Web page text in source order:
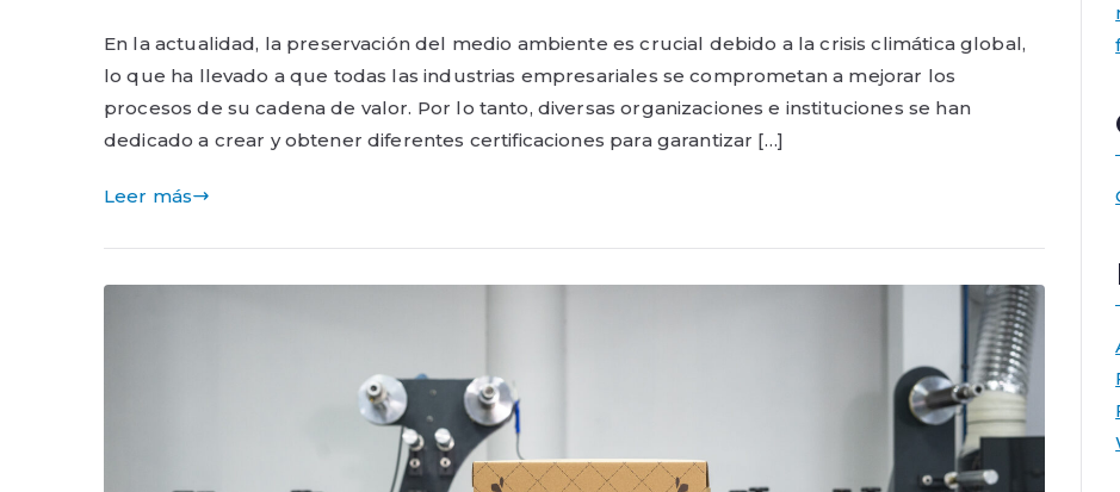
En la actualidad, la preservación del medio ambiente es crucial debido a la crisis climática global,
lo que ha llevado a que todas las industrias empresariales se comprometan a mejorar los
procesos de su cadena de valor. Por lo tanto, diversas organizaciones e instituciones se han
dedicado a crear y obtener diferentes certificaciones para garantizar […]
Leer más